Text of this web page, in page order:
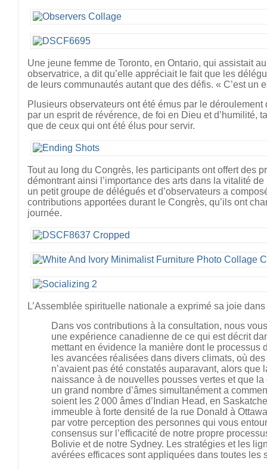
Une jeune femme de Toronto, en Ontario, qui assistait
observatrice, a dit qu’elle appréciait le fait que les
de leurs communautés autant que des défis. « C’est un
Plusieurs observateurs ont été émus par le déroulement
par un esprit de révérence, de foi en Dieu et d’humilité,
que de ceux qui ont été élus pour servir.
Tout au long du Congrès, les participants ont offert des
démontrant ainsi l’importance des arts dans la vitalité
un petit groupe de délégués et d’observateurs a
contributions apportées durant le Congrès, qu’ils ont
journée.
L’Assemblée spirituelle nationale a exprimé sa joie
Dans vos contributions à la consultation, nous
une expérience canadienne de ce qui est décrit
mettant en évidence la manière dont le processus
les avancées réalisées dans divers climats, où
n’avaient pas été constatés auparavant, alors que
naissance à de nouvelles pousses vertes et que
un grand nombre d’âmes simultanément a
soient les 2 000 âmes d’Indian Head, en
immeuble à forte densité de la rue Donald à
par votre perception des personnes qui vous
consensus sur l’efficacité de notre propre
Bolivie et de notre Sydney. Les stratégies et les
avérées efficaces sont appliquées dans toutes les